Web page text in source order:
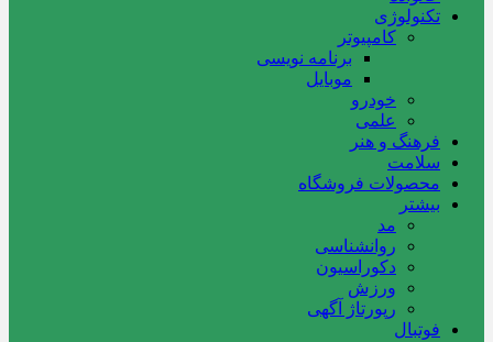
تکنولوژی
کامپیوتر
برنامه نویسی
موبایل
خودرو
علمی
فرهنگ و هنر
سلامت
محصولات فروشگاه
بیشتر
مد
روانشناسی
دکوراسیون
ورزش
رپورتاژ آگهی
فوتبال